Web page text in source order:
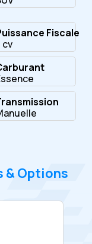
Fiscale
cv
& Options